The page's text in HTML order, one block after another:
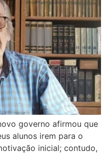
governo afirmou que
alunos irem para o
inicial; contudo,